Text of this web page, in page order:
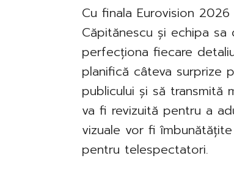
Cu finala Eurovision
Căpitănescu și echipa
perfecționa fiecare
planifică câteva surprize
publicului și să transmită
va fi revizuită pentru a
vizuale vor fi
pentru telespectatori.